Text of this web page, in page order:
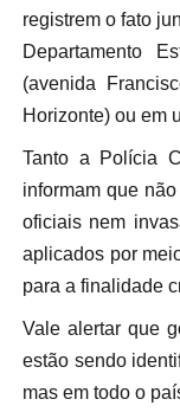
registrem o fato
Departamento
(avenida
Horizonte) ou em
Tanto a Polícia
informam que
oficiais nem
aplicados por
para a finalidade
Vale alertar que
estão sendo
mas em todo o